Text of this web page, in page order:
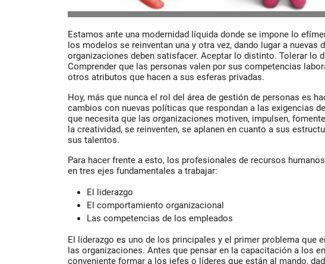
Estamos ante una modernidad líquida donde se impone lo
los modelos se reinventan una y otra vez, dando lugar a nuevas
organizaciones deben satisfacer. Aceptar lo distinto. Tolerar lo
Comprender que las personas valen por sus competencias
otros atributos que hacen a sus esferas privadas.
Hoy, más que nunca el rol del área de gestión de personas es
cambios con nuevas políticas que respondan a las exigencias
que necesita que las organizaciones motiven, impulsen,
la creatividad, se reinventen, se aplanen en cuanto a sus
sus talentos.
Para hacer frente a esto, los profesionales de recursos
en tres ejes fundamentales a trabajar:
El liderazgo
El comportamiento organizacional
Las competencias de los empleados
El liderazgo es uno de los principales y el primer problema que
las organizaciones. Antes que pensar en la capacitación a los
conveniente formar a los jefes o líderes que están al mando,